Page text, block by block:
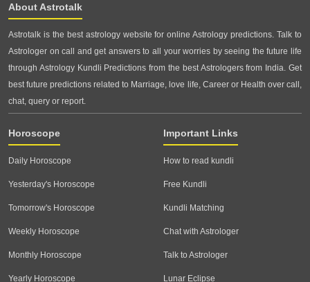
About Astrotalk
Astrotalk is the best astrology website for online Astrology predictions. Talk to
Astrologer on call and get answers to all your worries by seeing the future life
through Astrology Kundli Predictions from the best Astrologers from India. Get
best future predictions related to Marriage, love life, Career or Health over call,
chat, query or report.
Horoscope
Daily Horoscope
Yesterday's Horoscope
Tomorrow's Horoscope
Weekly Horoscope
Monthly Horoscope
Yearly Horoscope
Important Links
How to read kundli
Free Kundli
Kundli Matching
Chat with Astrologer
Talk to Astrologer
Lunar Eclipse